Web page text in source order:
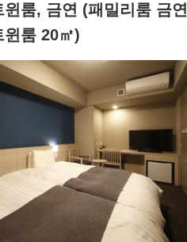
윈룸, 금연 (패밀리룸 금연
윈룸 20㎡)